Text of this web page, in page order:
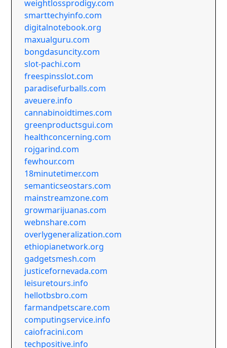
weightlossprodigy.com
smarttechyinfo.com
digitalnotebook.org
maxualguru.com
bongdasuncity.com
slot-pachi.com
freespinsslot.com
paradisefurballs.com
aveuere.info
cannabinoidtimes.com
greenproductsgui.com
healthconcerning.com
rojgarind.com
fewhour.com
18minutetimer.com
semanticseostars.com
mainstreamzone.com
growmarijuanas.com
webnshare.com
overlygeneralization.com
ethiopianetwork.org
gadgetsmesh.com
justicefornevada.com
leisuretours.info
hellotbsbro.com
farmandpetscare.com
computingservice.info
caiofracini.com
techpositive.info